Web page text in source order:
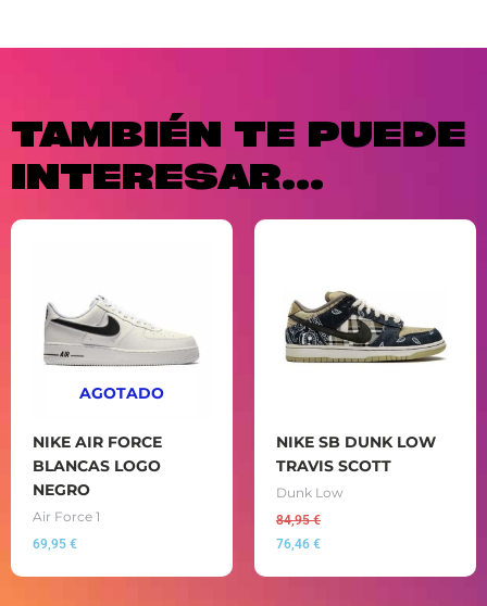
TAMBIÉN TE PUEDE
INTERESAR...
AGOTADO
NIKE AIR FORCE
BLANCAS LOGO
NEGRO
Air Force 1
69,95 €
NIKE SB DUNK LOW
TRAVIS SCOTT
Dunk Low
84,95€
76,46 €